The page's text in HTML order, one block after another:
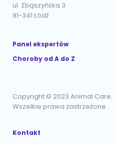
ul. Zbąszyńska 3
91-341 Łódź
Panel ekspertów
Choroby od A do Z
Copyright © 2023 Animal Care.
Wszelkie prawa zastrzeżone
Kontakt